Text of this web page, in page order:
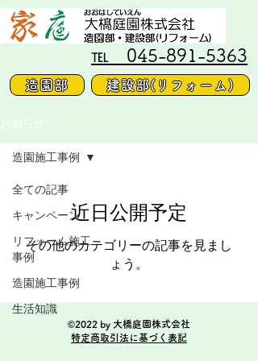
℡ 045-891-5363
造園部 建設部(リフォーム)
お知らせ
全ての記事
キャンペーン
リフォーム施工
事例
造園施工事例
生活知識
造園施工事例
近日公開予定
その他のカテゴリーの記事を見まし
ょう。
©2022 by 大橋庭園株式会社
特定商取引法に基づく表記